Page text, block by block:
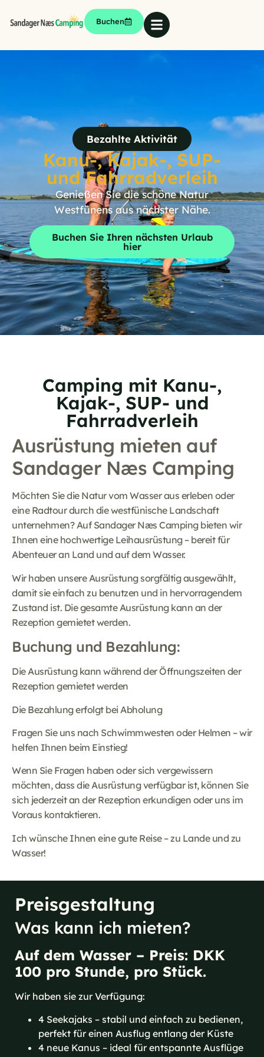
Buchen
Bezahlte Aktivität
Kanu-, Kajak-, SUP-
und Fahrradverleih
Genießen Sie die schöne Natur
Westfünens aus nächster Nähe.
Buchen Sie Ihren nächsten Urlaub
hier
Camping mit Kanu-,
Kajak-, SUP- und
Fahrradverleih
Ausrüstung mieten auf
Sandager Næs Camping
Möchten Sie die Natur vom Wasser aus erleben oder
eine Radtour durch die westfünische Landschaft
unternehmen? Auf Sandager Næs Camping bieten wir
Ihnen eine hochwertige Leihausrüstung – bereit für
Abenteuer an Land und auf dem Wasser.
Wir haben unsere Ausrüstung sorgfältig ausgewählt,
damit sie einfach zu benutzen und in hervorragendem
Zustand ist. Die gesamte Ausrüstung kann an der
Rezeption gemietet werden.
Buchung und Bezahlung:
Die Ausrüstung kann während der Öffnungszeiten der
Rezeption gemietet werden
Die Bezahlung erfolgt bei Abholung
Fragen Sie uns nach Schwimmwesten oder Helmen – wir
helfen Ihnen beim Einstieg!
Wenn Sie Fragen haben oder sich vergewissern
möchten, dass die Ausrüstung verfügbar ist, können Sie
sich jederzeit an der Rezeption erkundigen oder uns im
Voraus kontaktieren.
Ich wünsche Ihnen eine gute Reise – zu Lande und zu
Wasser!
Preisgestaltung
Was kann ich mieten?
Auf dem Wasser – Preis: DKK
100 pro Stunde, pro Stück.
Wir haben sie zur Verfügung:
4 Seekajaks – stabil und einfach zu bedienen,
perfekt für einen Ausflug entlang der Küste
4 neue Kanus – ideal für entspannte Ausflüge